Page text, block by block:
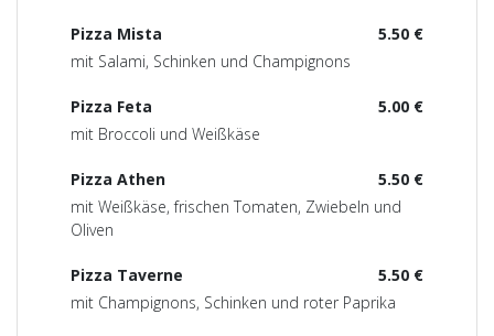
5.50 €
Pizza Mista
mit Salami, Schinken und Champignons
5.00 €
Pizza Feta
mit Broccoli und Weißkäse
5.50 €
Pizza Athen
mit Weißkäse, frischen Tomaten, Zwiebeln und
Oliven
5.50 €
Pizza Taverne
mit Champignons, Schinken und roter Paprika